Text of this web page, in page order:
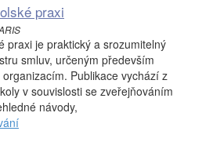
praxi
praxi je praktický a srozumitelný
smluv, určeným především
Publikace vychází z
v souvislosti se zveřejňováním
návody,